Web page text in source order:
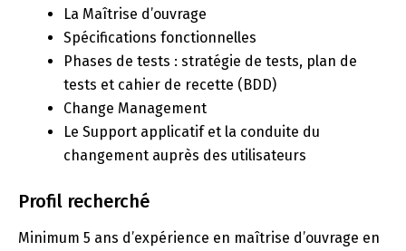
La Maîtrise d’ouvrage
Spécifications fonctionnelles
Phases de tests : stratégie de tests, plan de
tests et cahier de recette (BDD)
Change Management
Le Support applicatif et la conduite du
changement auprès des utilisateurs
Profil recherché
Minimum 5 ans d’expérience en maîtrise d’ouvrage en